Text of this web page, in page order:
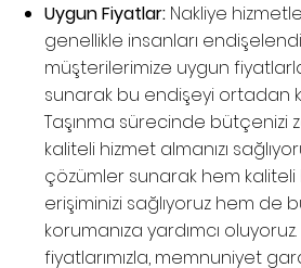
Uygun Fiyatlar: Nakliye
genellikle insanları
müşterilerimize uygun
sunarak bu endişeyi ortadan
Taşınma sürecinde bütçenizi
kaliteli hizmet almanızı
çözümler sunarak hem
erişiminizi sağlıyoruz hem de
korumanıza yardımcı
fiyatlarımızla, memnuniyet